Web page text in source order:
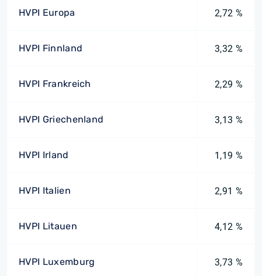
HVPI Europa 2,72 %
HVPI Finnland 3,32 %
HVPI Frankreich 2,29 %
HVPI Griechenland 3,13 %
HVPI Irland 1,19 %
HVPI Italien 2,91 %
HVPI Litauen 4,12 %
HVPI Luxemburg 3,73 %